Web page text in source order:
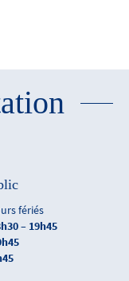
fériés
– 19h45